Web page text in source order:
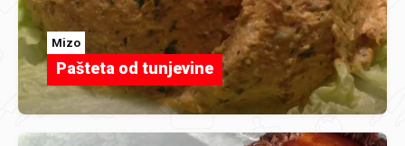
Mizo
Pašteta od tunjevine